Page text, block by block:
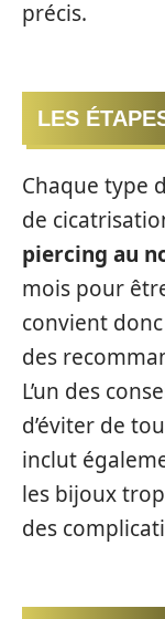
précis.
LES
Chaque type
de
piercing au
mois pour
convient
des
L’un des
d’éviter de
inclut
les bijoux
des